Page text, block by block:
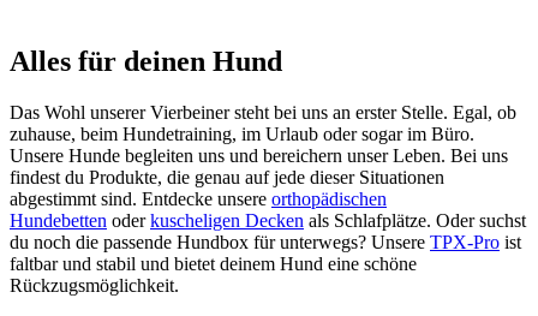
Alles für deinen Hund
Das Wohl unserer Vierbeiner steht bei uns an erster Stelle. Egal, ob
zuhause, beim Hundetraining, im Urlaub oder sogar im Büro.
Unsere Hunde begleiten uns und bereichern unser Leben. Bei uns
findest du Produkte, die genau auf jede dieser Situationen
abgestimmt sind. Entdecke unsere orthopädischen
Hundebetten oderkuscheligen Decken als Schlafplätze. Oder suchst
du noch die passende Hundbox für unterwegs? Unsere TPX-Pro ist
faltbar und stabil und bietet deinem Hund eine schöne
Rückzugsmöglichkeit.